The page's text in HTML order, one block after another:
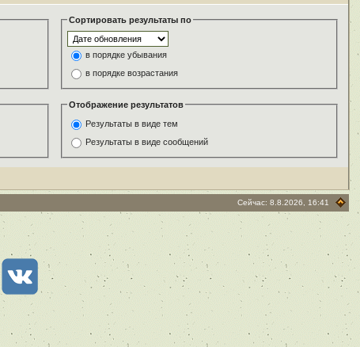
Сортировать результаты по
в порядке убывания
в порядке возрастания
Отображение результатов
Результаты в виде тем
Результаты в виде сообщений
Сейчас: 8.8.2026, 16:41